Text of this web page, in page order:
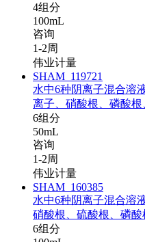
4组分
100mL
咨询
1-2周
伟业计量
SHAM_119721
水中6种阴离子混合溶
离子、硝酸根、磷酸根
6组分
50mL
咨询
1-2周
伟业计量
SHAM_160385
水中6种阴离子混合溶
硝酸根、硫酸根、磷酸
6组分